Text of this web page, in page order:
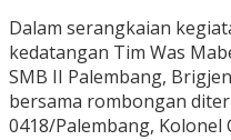
Dalam serangkaian
kedatangan Tim Was
SMB II Palembang,
bersama rombongan
0418/Palembang, Kolonel